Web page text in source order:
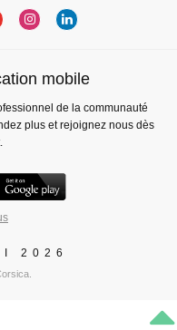
mobile
de la communauté
plus et rejoignez nous dès
2026